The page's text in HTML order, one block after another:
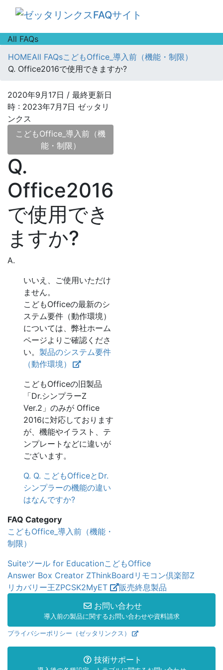
All FAQs
HOMEAll FAQsこどもOffice_導入前（機能・制限）
Q. Office2016で使用できますか?
2020年9月17日 / 最終更新日
時 : 2023年7月7日 ゼッタリ
ンクス
こどもOffice_導入前（機
能・制限）
Q.
Office2016
で使用でき
ますか?
A.
いいえ、ご使用いただけ
ません。
こどもOfficeの最新のシ
ステム要件（動作環境）
については、弊社ホーム
ページよりご確認くださ
い。 製品のシステム要件
（動作環境）
こどもOfficeの旧製品
「Dr.シンプラーZ
Ver.2」のみが Office
2016に対応しております
が、機能やイラスト、テ
ンプレートなどに違いが
ございます。
Q. Q. こどもOfficeとDr.
シンプラーの機能の違い
はなんですか?
FAQ Category
こどもOffice_導入前（機能・
制限）
Suiteツール for EducationこどもOffice
Answer Box Creator ZThinkBoard リモコン倶楽部Z
リカバリー王ZPCSK2MyET
販売終息製品
お問い合わせ
導入前の製品に関するお問い合わせや資料請求
プライバシーポリシー（ゼッタリンクス）
技術サポート